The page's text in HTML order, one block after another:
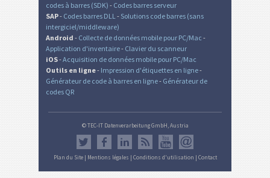
codes à barres (SDK) - Codes barres serveur
SAP- Codes barres DLL- Solutions code barres (sans
intergiciel/middleware)
Android - Collecte de données mobile pour PC/Mac -
Application d'inventaire- Clavier du scanneur
iOS-Acquisition de données mobile pour PC/Mac
Outils en ligne- Impression d'étiquettes en ligne-
Générateur de code à barres en ligne- Générateur de
codes QR
© TEC-IT Datenverarbeitung GmbH, Austria
Plan du Site| Mentions légales | Conditions d'utilisation | Contact